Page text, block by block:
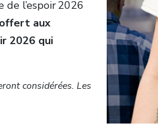
l’espoir 2026
aux
2026 qui
considérées. Les